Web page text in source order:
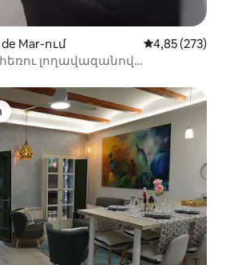
Mar-ում Միջին
4,85 (273)
լողավազանով
տները